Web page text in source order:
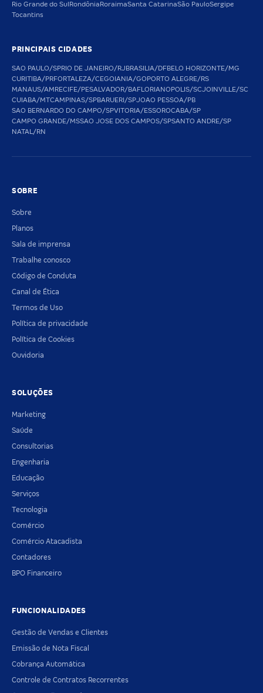
Rio Grande do Sul Rondônia RoraimaSanta CatarinaSão PauloSergipe
Tocantins
PRINCIPAIS CIDADES
SAO PAULO/SPRIO DE JANEIRO/RJBRASILIA/DFBELO HORIZONTE/MG
CURITIBA/PRFORTALEZA/CEGOIANIA/GOPORTO ALEGRE/RS
MANAUS/AMRECIFE/PESALVADOR/BAFLORIANOPOLIS/SCJOINVILLE/SC
CUIABA/MTCAMPINAS/SPBARUERI/SPJOAO PESSOA/PB
SAO BERNARDO DO CAMPO/SPVITORIA/ESSOROCABA/SP
CAMPO GRANDE/MSSAO JOSE DOS CAMPOS/SPSANTO ANDRE/SP
NATAL/RN
SOBRE
Sobre
Planos
Sala de imprensa
Trabalhe conosco
Código de Conduta
Canal de Ética
Termos de Uso
Política de privacidade
Política de Cookies
Ouvidoria
SOLUÇÕES
Marketing
Saúde
Consultorias
Engenharia
Educação
Serviços
Tecnologia
Comércio
Comércio Atacadista
Contadores
BPO Financeiro
FUNCIONALIDADES
Gestão de Vendas e Clientes
Emissão de Nota Fiscal
Cobrança Automática
Controle de Contratos Recorrentes